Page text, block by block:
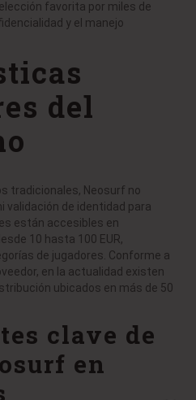
favorita por miles de
y el manejo
del
tradicionales, Neosurf no
validación de identidad para
están accesibles en
10 hasta 100 EUR,
de jugadores. Conforme a
en la actualidad existen
ubicados en más de 50
clave de
en